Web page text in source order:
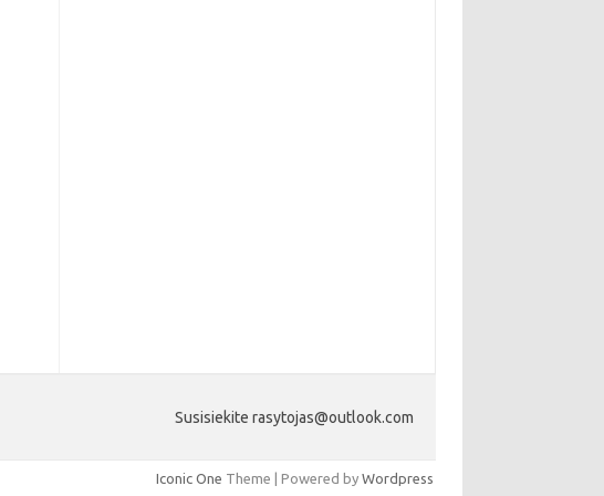
Susisiekite rasytojas@outlook.com
Iconic One Theme | Powered by Wordpress